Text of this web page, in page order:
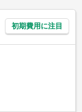
初期費用に注目